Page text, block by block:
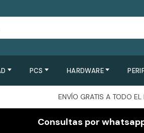
PCS HARDWARE
ENVÍO GRATIS A TODO EL
Consultas por